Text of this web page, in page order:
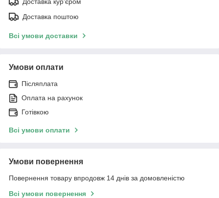
Доставка поштою
Всі умови доставки
Умови оплати
Післяплата
Оплата на рахунок
Готівкою
Всі умови оплати
Умови повернення
Повернення товару впродовж 14 днів за домовленістю
Всі умови повернення